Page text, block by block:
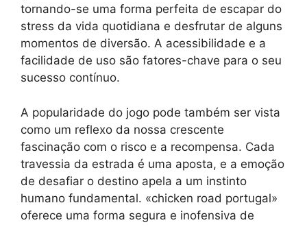
tornando-se uma forma perfeita de escapar do
stress da vida quotidiana e desfrutar de alguns
momentos de diversão. A acessibilidade e a
facilidade de uso são fatores-chave para o seu
sucesso contínuo.
A popularidade do jogo pode também ser vista
como um reflexo da nossa crescente
fascinação com o risco e a recompensa. Cada
travessia da estrada é uma aposta, e a emoção
de desafiar o destino apela a um instinto
humano fundamental. «chicken road portugal»
oferece uma forma segura e inofensiva de